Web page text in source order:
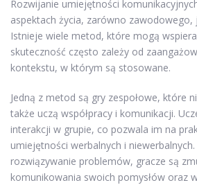
Rozwijanie umiejętności
aspektach życia, zarówno zawodowego,
Istnieje wiele metod, które mogą
skuteczność często zależy od
kontekstu, w którym są stosowane.
Jedną z metod są gry zespołowe, które
także uczą współpracy i komunikacji.
interakcji w grupie, co pozwala im na
umiejętności werbalnych i
rozwiązywanie problemów, gracze są
komunikowania swoich pomysłów oraz